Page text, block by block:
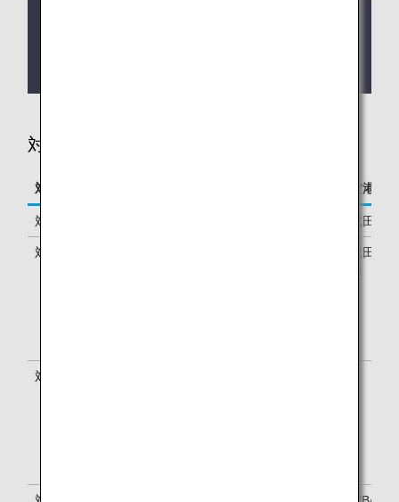
対象について
対象と受付期限 空港カ
対象空港 成田/羽
対象フライト
成田/羽
対象航空券